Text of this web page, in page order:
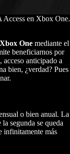
Access en Xbox One.
Xbox One mediante el
beneficiarnos por
acceso anticipado a
bien, ¿verdad? Pues
o bien anual. La
la segunda se queda
infinitamente más